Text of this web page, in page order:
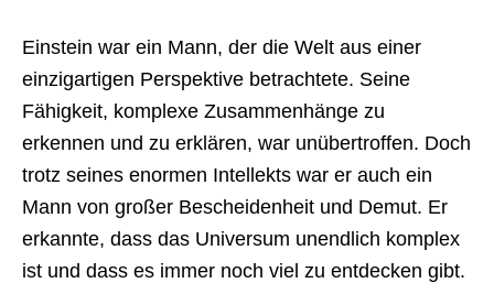
Einstein war ein Mann, der die Welt aus einer
einzigartigen Perspektive betrachtete. Seine
Fähigkeit, komplexe Zusammenhänge zu
erkennen und zu erklären, war unübertroffen. Doch
trotz seines enormen Intellekts war er auch ein
Mann von großer Bescheidenheit und Demut. Er
erkannte, dass das Universum unendlich komplex
ist und dass es immer noch viel zu entdecken gibt.